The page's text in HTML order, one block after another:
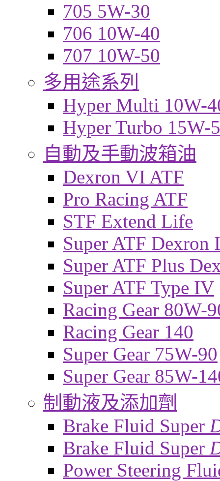
705 5W-30
706 10W-40
707 10W-50
多用途系列
Hyper Multi 10W-
Hyper Turbo 15W-
自動及手動波箱油
Dexron VI ATF
Pro Racing ATF
STF Extend Life
Super ATF Dexron
Super ATF Plus
Super ATF Type IV
Racing Gear 80W-
Racing Gear 140
Super Gear 75W-90
Super Gear 85W-
制動液及添加劑
Brake Fluid Super
Brake Fluid Super
Power Steering